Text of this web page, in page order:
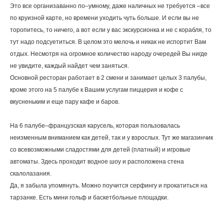
Это все организаванно по–умному, даже наличных не требуется –все
по круизной карте, но времени уходить чуть больше. И если вы не
торопитесь, то ничего, а вот если у вас экскурсионка и не с корабля, то
тут надо подсуетиться. В целом это мелочь и никак не испортит Вам
отдых. Несмотря на огромное количество народу очередей Вы нигде
не увидите, каждый найдет чем заняться.
Основной ресторан работает в 2 смени и занимает целых 3 палубы,
кроме этого на 5 палубе к Вашим услугам пиццерия и кофе с
вкусненьким и еще пару кафе и баров.
На 6 палубе–французская карусель, которая пользовалась
неизменным вниманием как детей, так и у взрослых. Тут же магазинчик
со всевозможными сладостями для детей (платный) и игровые
автоматы. Здесь проходит водное шоу и расположена стена
скалолазания.
Да, я забыла упомянуть. Можно поучится серфингу и прокатиться на
тарзанке. Есть мини гольф и баскетбольные площадки.